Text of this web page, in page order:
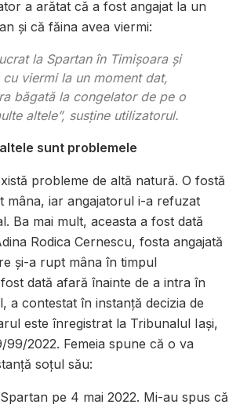
a arătat că a fost angajat la un
și că făina avea viermi:
la Spartan în Timișoara și
cu viermi la un moment dat,
băgată la congelator de pe o
altele”, susține utilizatorul.
sunt problemele
probleme de altă natură. O fostă
mâna, iar angajatorul i-a refuzat
Ba mai mult, aceasta a fost dată
Rodica Cernescu, fosta angajată
și-a rupt mâna în timpul
dată afară înainte de a intra în
a contestat în instanță decizia de
este înregistrat la Tribunalul Iași,
2022. Femeia spune că o va
soțul său:
pe 4 mai 2022. Mi-au spus că